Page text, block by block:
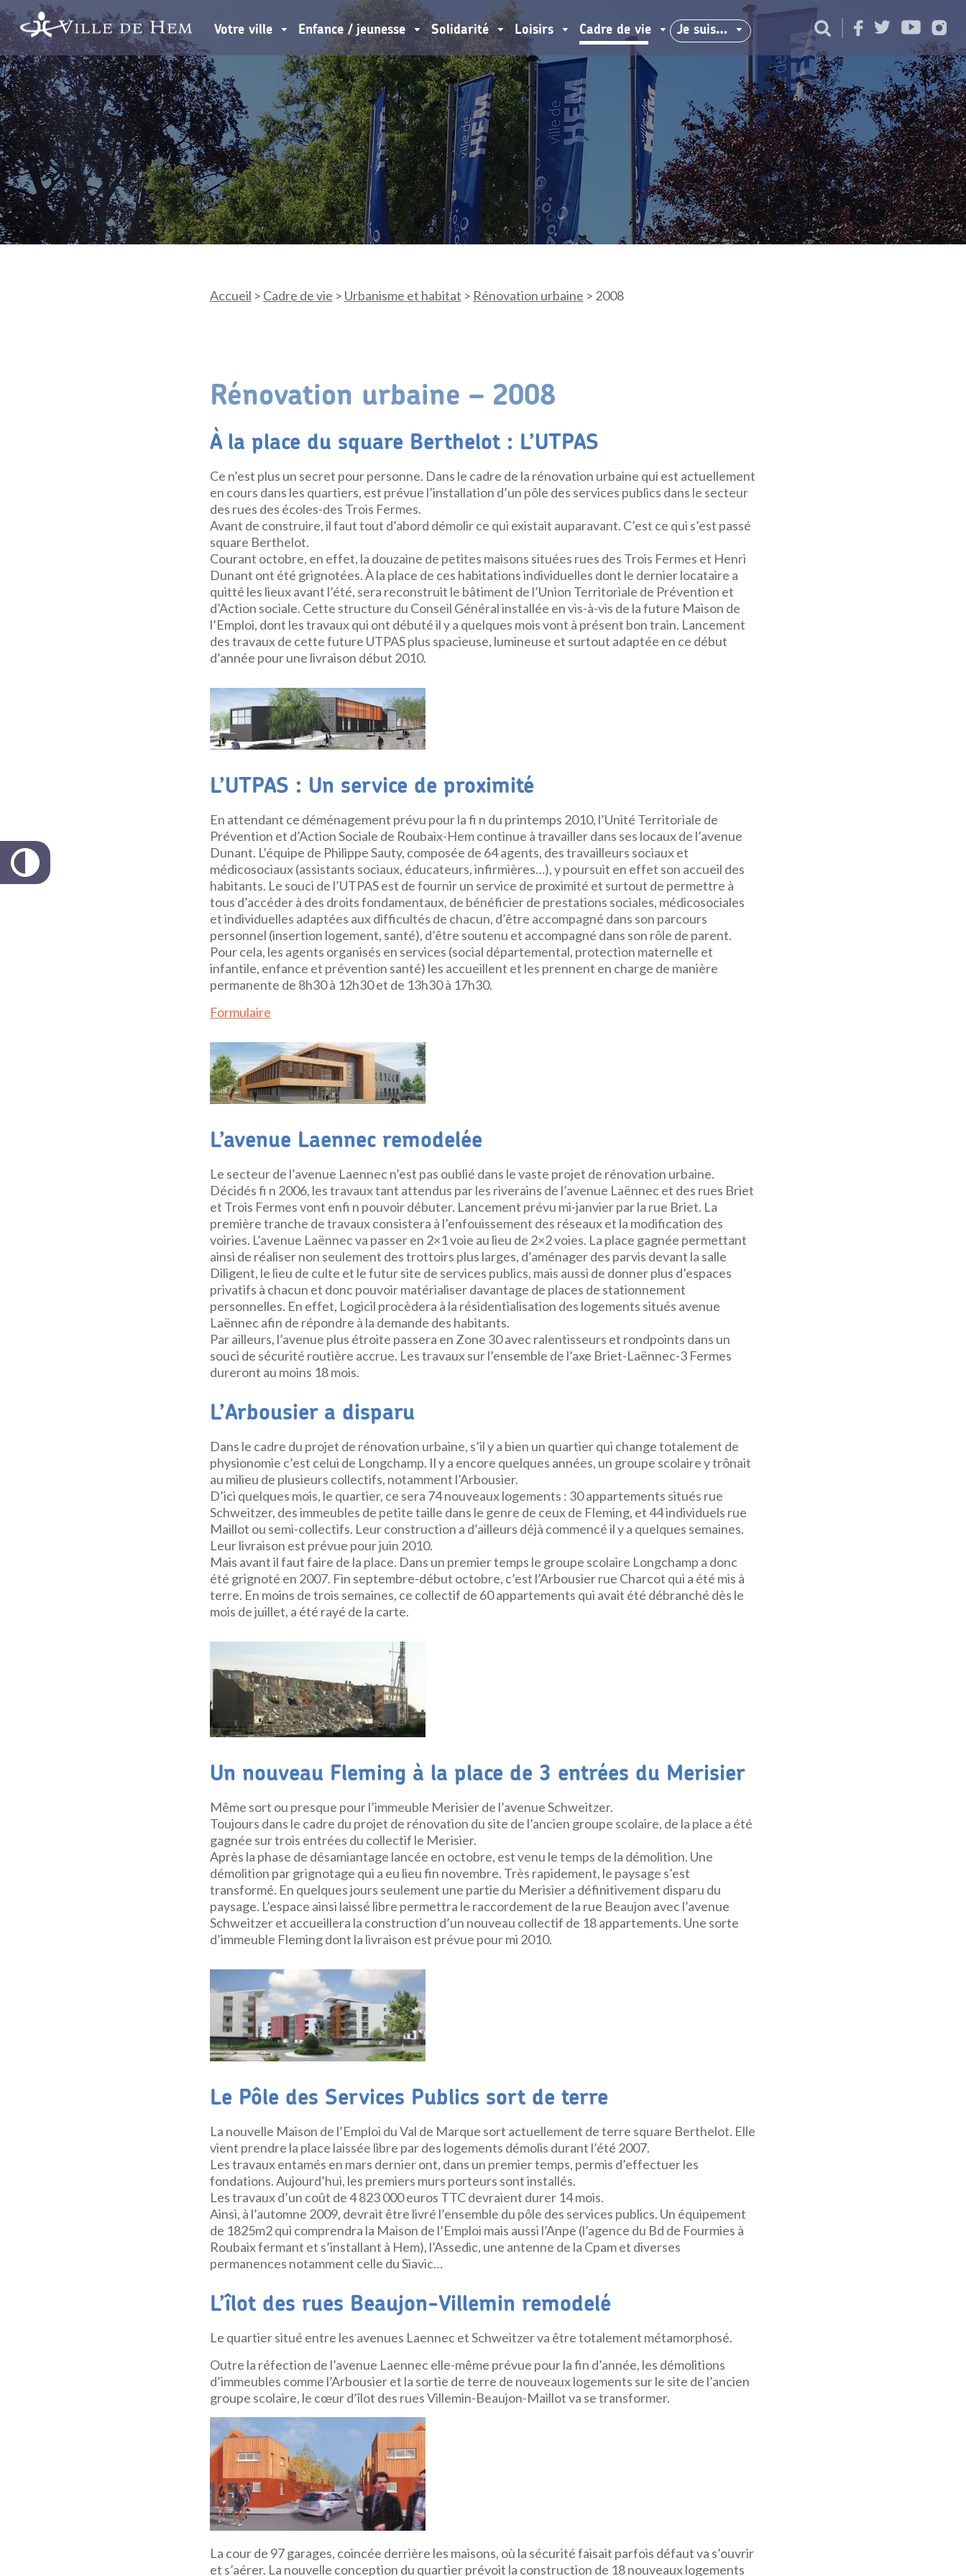
Votre ville Enfance / jeunesse Solidarité Loisirs Cadre de vie Je suis…
Accueil > Cadre de vie > Urbanisme et habitat > Rénovation urbaine > 2008
Rénovation urbaine – 2008
À la place du square Berthelot : L’UTPAS
Ce n’est plus un secret pour personne. Dans le cadre de la rénovation urbaine qui est actuellement
en cours dans les quartiers, est prévue l’installation d’un pôle des services publics dans le secteur
des rues des écoles-des Trois Fermes.
Avant de construire, il faut tout d’abord démolir ce qui existait auparavant. C’est ce qui s’est passé
square Berthelot.
Courant octobre, en effet, la douzaine de petites maisons situées rues des Trois Fermes et Henri
Dunant ont été grignotées. À la place de ces habitations individuelles dont le dernier locataire a
quitté les lieux avant l’été, sera reconstruit le bâtiment de l’Union Territoriale de Prévention et
d’Action sociale. Cette structure du Conseil Général installée en vis-à-vis de la future Maison de
l’Emploi, dont les travaux qui ont débuté il y a quelques mois vont à présent bon train. Lancement
des travaux de cette future UTPAS plus spacieuse, lumineuse et surtout adaptée en ce début
d’année pour une livraison début 2010.
L’UTPAS : Un service de proximité
En attendant ce déménagement prévu pour la fi n du printemps 2010, l’Unité Territoriale de
Prévention et d’Action Sociale de Roubaix-Hem continue à travailler dans ses locaux de l’avenue
Dunant. L’équipe de Philippe Sauty, composée de 64 agents, des travailleurs sociaux et
médicosociaux (assistants sociaux, éducateurs, infirmières…), y poursuit en effet son accueil des
habitants. Le souci de l’UTPAS est de fournir un service de proximité et surtout de permettre à
tous d’accéder à des droits fondamentaux, de bénéficier de prestations sociales, médicosociales
et individuelles adaptées aux difficultés de chacun, d’être accompagné dans son parcours
personnel (insertion logement, santé), d’être soutenu et accompagné dans son rôle de parent.
Pour cela, les agents organisés en services (social départemental, protection maternelle et
infantile, enfance et prévention santé) les accueillent et les prennent en charge de manière
permanente de 8h30 à 12h30 et de 13h30 à 17h30.
Formulaire
L’avenue Laennec remodelée
Le secteur de l’avenue Laennec n’est pas oublié dans le vaste projet de rénovation urbaine.
Décidés fi n 2006, les travaux tant attendus par les riverains de l’avenue Laënnec et des rues Briet
et Trois Fermes vont enfi n pouvoir débuter. Lancement prévu mi-janvier par la rue Briet. La
première tranche de travaux consistera à l’enfouissement des réseaux et la modification des
voiries. L’avenue Laënnec va passer en 2×1 voie au lieu de 2×2 voies. La place gagnée permettant
ainsi de réaliser non seulement des trottoirs plus larges, d’aménager des parvis devant la salle
Diligent, le lieu de culte et le futur site de services publics, mais aussi de donner plus d’espaces
privatifs à chacun et donc pouvoir matérialiser davantage de places de stationnement
personnelles. En effet, Logicil procèdera à la résidentialisation des logements situés avenue
Laënnec afin de répondre à la demande des habitants.
Par ailleurs, l’avenue plus étroite passera en Zone 30 avec ralentisseurs et rondpoints dans un
souci de sécurité routière accrue. Les travaux sur l’ensemble de l’axe Briet-Laënnec-3 Fermes
dureront au moins 18 mois.
L’Arbousier a disparu
Dans le cadre du projet de rénovation urbaine, s’il y a bien un quartier qui change totalement de
physionomie c’est celui de Longchamp. Il y a encore quelques années, un groupe scolaire y trônait
au milieu de plusieurs collectifs, notamment l’Arbousier.
D’ici quelques mois, le quartier, ce sera 74 nouveaux logements : 30 appartements situés rue
Schweitzer, des immeubles de petite taille dans le genre de ceux de Fleming, et 44 individuels rue
Maillot ou semi-collectifs. Leur construction a d’ailleurs déjà commencé il y a quelques semaines.
Leur livraison est prévue pour juin 2010.
Mais avant il faut faire de la place. Dans un premier temps le groupe scolaire Longchamp a donc
été grignoté en 2007. Fin septembre-début octobre, c’est l’Arbousier rue Charcot qui a été mis à
terre. En moins de trois semaines, ce collectif de 60 appartements qui avait été débranché dès le
mois de juillet, a été rayé de la carte.
Un nouveau Fleming à la place de 3 entrées du Merisier
Même sort ou presque pour l’immeuble Merisier de l’avenue Schweitzer.
Toujours dans le cadre du projet de rénovation du site de l’ancien groupe scolaire, de la place a été
gagnée sur trois entrées du collectif le Merisier.
Après la phase de désamiantage lancée en octobre, est venu le temps de la démolition. Une
démolition par grignotage qui a eu lieu fin novembre. Très rapidement, le paysage s’est
transformé. En quelques jours seulement une partie du Merisier a définitivement disparu du
paysage. L’espace ainsi laissé libre permettra le raccordement de la rue Beaujon avec l’avenue
Schweitzer et accueillera la construction d’un nouveau collectif de 18 appartements. Une sorte
d’immeuble Fleming dont la livraison est prévue pour mi 2010.
Le Pôle des Services Publics sort de terre
La nouvelle Maison de l’Emploi du Val de Marque sort actuellement de terre square Berthelot. Elle
vient prendre la place laissée libre par des logements démolis durant l’été 2007.
Les travaux entamés en mars dernier ont, dans un premier temps, permis d’effectuer les
fondations. Aujourd’hui, les premiers murs porteurs sont installés.
Les travaux d’un coût de 4 823 000 euros TTC devraient durer 14 mois.
Ainsi, à l’automne 2009, devrait être livré l’ensemble du pôle des services publics. Un équipement
de 1825m2 qui comprendra la Maison de l’Emploi mais aussi l’Anpe (l’agence du Bd de Fourmies à
Roubaix fermant et s’installant à Hem), l’Assedic, une antenne de la Cpam et diverses
permanences notamment celle du Siavic…
L’îlot des rues Beaujon-Villemin remodelé
Le quartier situé entre les avenues Laennec et Schweitzer va être totalement métamorphosé.
Outre la réfection de l’avenue Laennec elle-même prévue pour la fin d’année, les démolitions
d’immeubles comme l’Arbousier et la sortie de terre de nouveaux logements sur le site de l’ancien
groupe scolaire, le cœur d’îlot des rues Villemin-Beaujon-Maillot va se transformer.
La cour de 97 garages, coincée derrière les maisons, où la sécurité faisait parfois défaut va s’ouvrir
et s’aérer. La nouvelle conception du quartier prévoit la construction de 18 nouveaux logements